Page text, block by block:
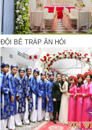
ĐỘI BÊ TRÁP ĂN HỎI